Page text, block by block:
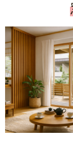
キャンペーン商品
福岡でリフォーム協
福岡市リフォーム補
NEWS & TOPICS